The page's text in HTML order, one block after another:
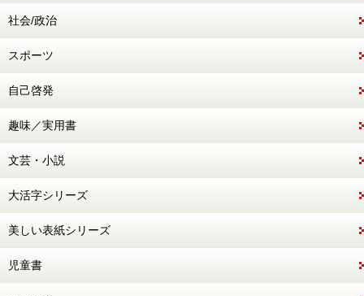
社会/政治
スポーツ
自己啓発
趣味／実用書
文芸・小説
大活字シリーズ
美しい表紙シリーズ
児童書